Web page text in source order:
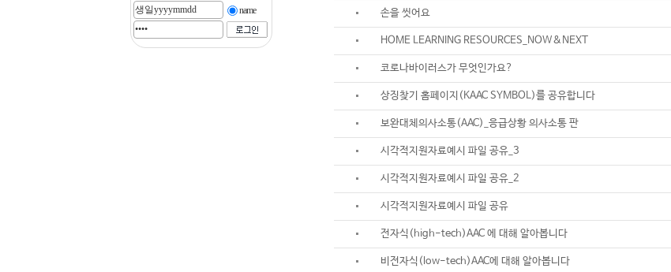
name
손을 씻어요
HOME LEARNING RESOURCES_NOW&NEXT
코로나바이러스가 무엇인가요?
상징찾기 홈페이지(KAAC SYMBOL)를 공유합니다
보완대체의사소통(AAC)_응급상황 의사소통 판
시각적지원자료예시 파일 공유_3
시각적지원자료예시 파일 공유_2
시각적지원자료예시 파일 공유
전자식(high-tech)AAC 에 대해 알아봅니다
비전자식(low-tech)AAC에 대해 알아봅니다